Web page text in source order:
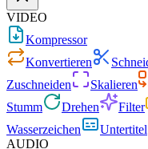
VIDEO
Kompressor
Konvertieren
Zuschneiden
Skalieren
Stumm
Drehen Filter
Wasserzeichen
Untertitel
AUDIO